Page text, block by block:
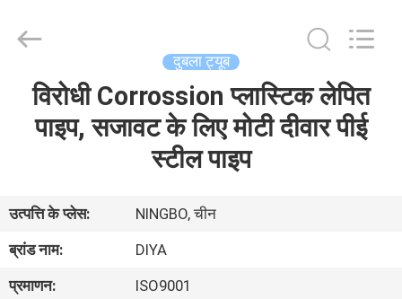
हमारे
बारे
में
Reserved.
दुबला ट्यूब
विरोधी Corrossion प्लास्टिक लेपित
पाइप, सजावट के लिए मोटी दीवार पीई
स्टील पाइप
उत्पत्ति के प्लेस:
NINGBO, चीन
ब्रांड नाम:
DIYA
प्रमाणन:
ISO9001